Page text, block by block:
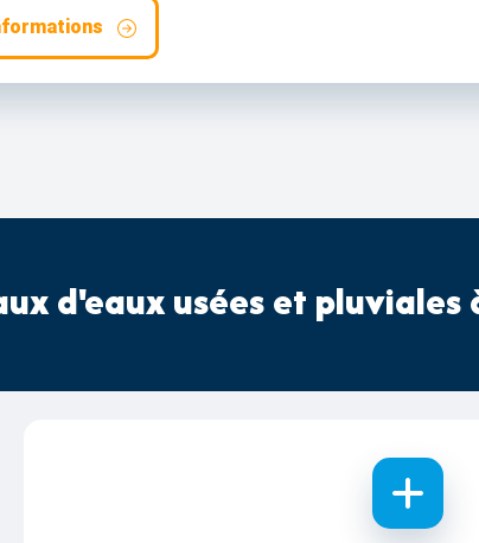
d'eaux usées et pluviales